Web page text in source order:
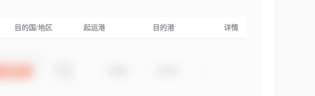
目的国/地区 起运港 目的港 详情